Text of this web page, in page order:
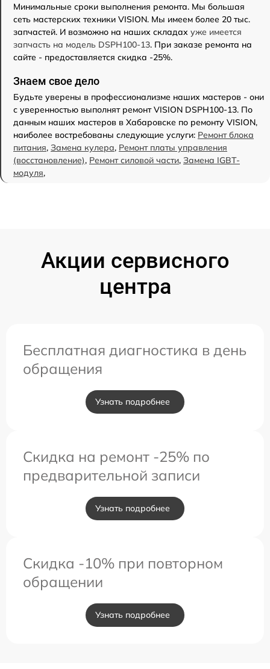
Минимальные сроки выполнения ремонта. Мы большая
сеть мастерских техники VISION. Мы имеем более 20 тыс.
запчастей. И возможно на наших складах уже имеется
запчасть на модель DSPH100-13. При заказе ремонта на
сайте - предоставляется скидка -25%.
Знаем свое дело
Будьте уверены в профессионализме наших мастеров - они
с уверенностью выполнят ремонт VISION DSPH100-13. По
данным наших мастеров в Хабаровске по ремонту VISION,
наиболее востребованы следующие услуги: Ремонт блока
питания, Замена кулера, Ремонт платы управления
(восстановление), Ремонт силовой части, Замена IGBT-
модуля,
Акции сервисного
центра
Бесплатная диагностика в день
обращения
Узнать подробнее
Скидка на ремонт -25% по
предварительной записи
Узнать подробнее
Скидка -10% при повторном
обращении
Узнать подробнее